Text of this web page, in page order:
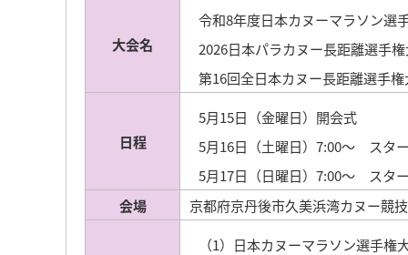
大会名
令和8年度日本カヌーマラソン選
2026日本パラカヌー長距離選手
第16回全日本カヌー長距離選手
日程
5月15日（
5月16日（土曜日）
5月17日（日曜日）7:00～ スタ
会場
京都府京丹後市久美浜湾カヌー競
（1）日本カヌー